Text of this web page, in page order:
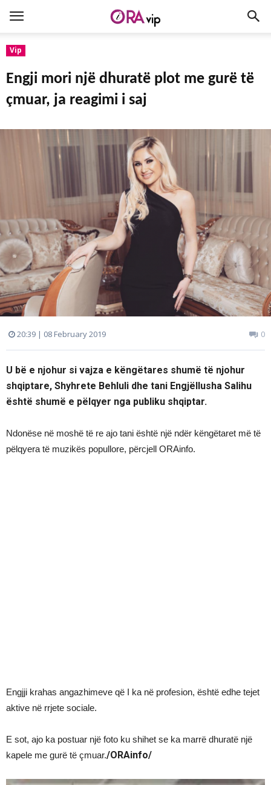
Vip
Engji mori një dhuratë plot me gurë të
çmuar, ja reagimi i saj
20:39 | 08 February 2019 0
U bë e njohur si vajza e këngëtares shumë të njohur
shqiptare, Shyhrete Behluli dhe tani Engjëllusha Salihu
është shumë e pëlqyer nga publiku shqiptar.
Ndonëse në moshë të re ajo tani është një ndër këngëtaret më të
pëlqyera të muzikës popullore, përcjell ORAinfo.
Engjji krahas angazhimeve që I ka në profesion, është edhe tejet
aktive në rrjete sociale.
E sot, ajo ka postuar një foto ku shihet se ka marrë dhuratë një
kapele me gurë të çmuar./ORAinfo/